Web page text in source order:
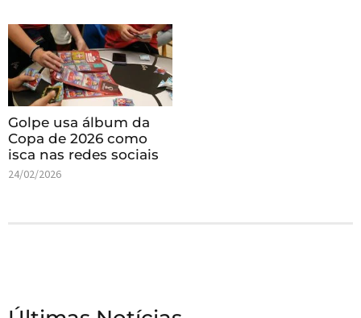
Golpe usa álbum da
Copa de 2026 como
isca nas redes sociais
24/02/2026